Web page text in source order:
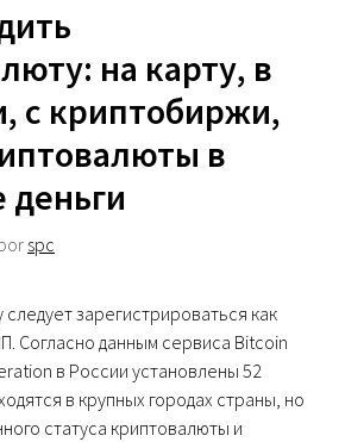
на карту, в
с криптобиржи,
в
spc
зарегистрироваться как
Согласно данным сервиса Bitcoin
в России установлены 52
в крупных городах страны, но
статуса криптовалюты и